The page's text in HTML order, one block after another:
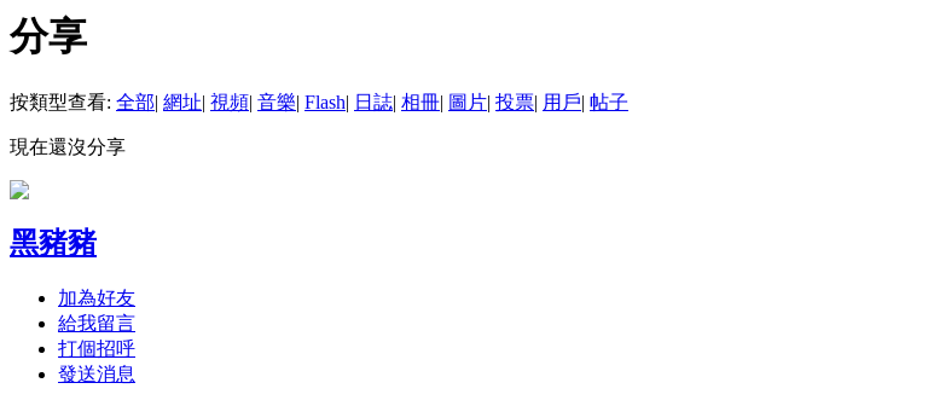
分享
按類型查看: 全部| 網址| 視頻| 音樂| Flash| 日誌| 相冊| 圖片| 投票| 用戶| 帖子
現在還沒分享
黑豬豬
加為好友
給我留言
打個招呼
發送消息